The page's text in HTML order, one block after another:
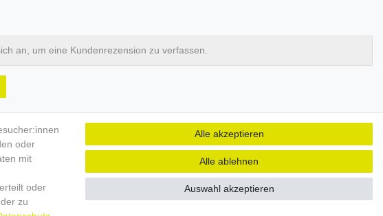
an, um eine Kundenrezension zu verfassen.
PARTNER NEWSLETTER
oder
mit
oder
zu
Alle akzeptieren
Alle ablehnen
Auswahl akzeptieren